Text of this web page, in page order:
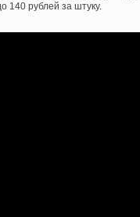
140 рублей за штуку.